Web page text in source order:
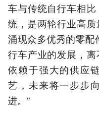
车与传统自行车相
统，是两轮行业高
涌现众多优秀的零配
行车产业的发展，离
依赖于强大的供应
艺，未来将一步步
进。”